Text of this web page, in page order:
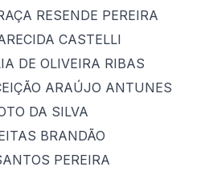
RESENDE PEREIRA
CASTELLI
DE OLIVEIRA RIBAS
ARAÚJO ANTUNES
DA SILVA
BRANDÃO
PEREIRA